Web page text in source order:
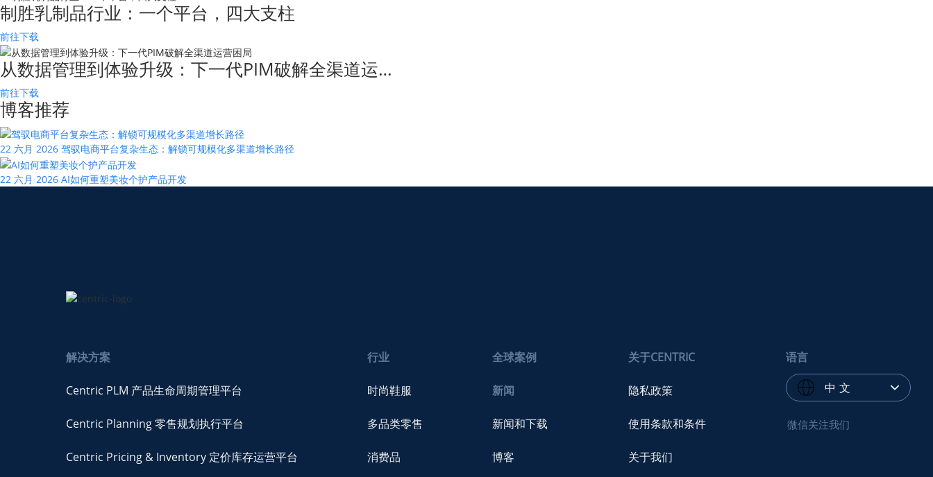
制胜乳制品行业：一个平台，四大支柱
前往下载
从数据管理到体验升级：下一代PIM破解全渠道运…
前往下载
博客推荐
22 六月 2026 驾驭电商平台复杂生态：解锁可规模化多渠道增长路径
22 六月 2026 AI如何重塑美妆个护产品开发
解决方案
Centric PLM 产品生命周期管理平台
Centric Planning 零售规划执行平台
Centric Pricing & Inventory 定价库存运营平台
行业
时尚鞋服
多品类零售
消费品
全球案例
新闻
新闻和下载
博客
关于CENTRIC
隐私政策
使用条款和条件
关于我们
语言
中 文
微信关注我们